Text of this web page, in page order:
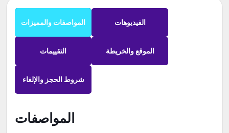
المواصفات والمميزات الفيديوهات
التقييمات الموقع والخريطة
شروط الحجز والإلغاء
المواصفات